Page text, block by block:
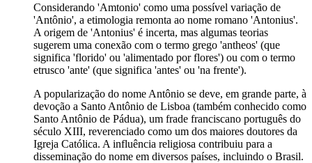
Considerando 'Amtonio' como uma possível variação de
'Antônio', a etimologia remonta ao nome romano 'Antonius'.
A origem de 'Antonius' é incerta, mas algumas teorias
sugerem uma conexão com o termo grego 'antheos' (que
significa 'florido' ou 'alimentado por flores') ou com o termo
etrusco 'ante' (que significa 'antes' ou 'na frente').
A popularização do nome Antônio se deve, em grande parte, à
devoção a Santo Antônio de Lisboa (também conhecido como
Santo Antônio de Pádua), um frade franciscano português do
século XIII, reverenciado como um dos maiores doutores da
Igreja Católica. A influência religiosa contribuiu para a
disseminação do nome em diversos países, incluindo o Brasil.